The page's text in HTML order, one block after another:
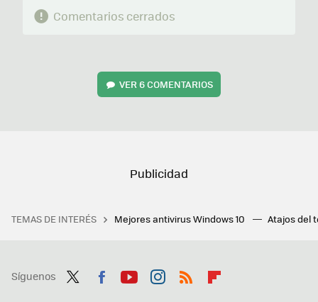
Comentarios cerrados
VER6 COMENTARIOS
TEMAS DE INTERÉS Mejores antivirus Windows 10 Atajos del
Síguenos